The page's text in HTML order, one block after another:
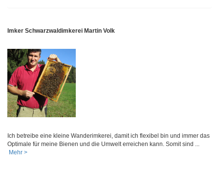
Imker Schwarzwaldimkerei Martin Volk
Ich betreibe eine kleine Wanderimkerei, damit ich flexibel bin und immer das
Optimale für meine Bienen und die Umwelt erreichen kann. Somit sind ...
Mehr >